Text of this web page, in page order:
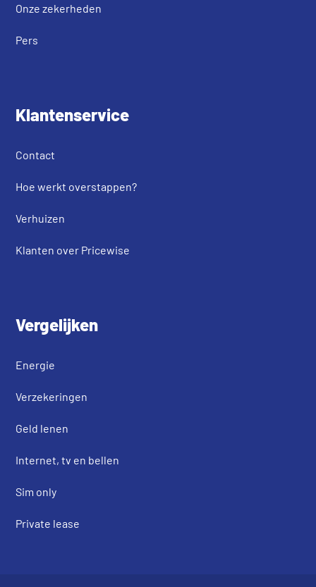
Onze zekerheden
Pers
Klantenservice
Contact
Hoe werkt overstappen?
Verhuizen
Klanten over Pricewise
Vergelijken
Energie
Verzekeringen
Geld lenen
Internet, tv en bellen
Sim only
Private lease